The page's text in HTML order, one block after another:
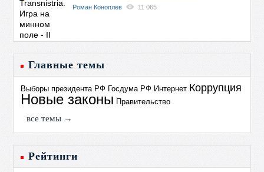
Роман Коноплев 11 065
Главные темы
Выборы президента РФ Госдума РФ Интернет Коррупция
Новые законы Правительство
все темы →
Рейтинги